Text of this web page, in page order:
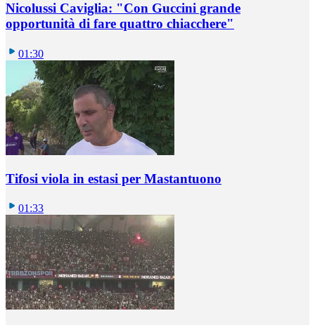
Nicolussi Caviglia: "Con Guccini grande
opportunità di fare quattro chiacchere"
01:30
Tifosi viola in estasi per Mastantuono
01:33